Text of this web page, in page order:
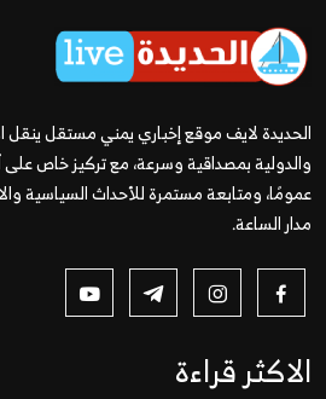
الحديدة لايف موقع إخباري يمني مستقل ينقل
والدولية بمصداقية وسرعة، مع تركيز خاص على
عمومًا، ومتابعة مستمرة للأحداث السياسية
مدار الساعة.
الاكثر قراءة